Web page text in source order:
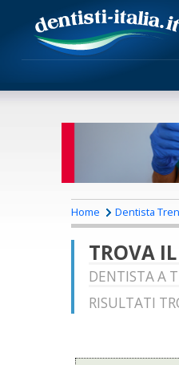
Home Dentista
TROVA
DENTISTA A
RISULTATI